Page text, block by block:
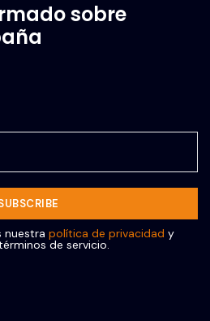
sobre
nuestra política de privacidad y
de servicio.